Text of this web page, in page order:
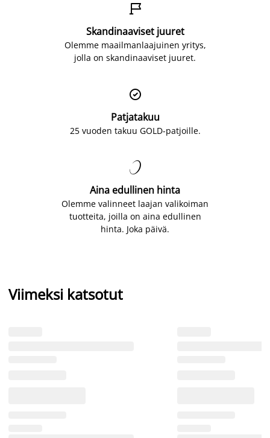

Skandinaaviset juuret
Olemme maailmanlaajuinen yritys,
jolla on skandinaaviset juuret.

Patjatakuu
25 vuoden takuu GOLD-patjoille.

Aina edullinen hinta
Olemme valinneet laajan valikoiman
tuotteita, joilla on aina edullinen
hinta. Joka päivä.
Viimeksi katsotut